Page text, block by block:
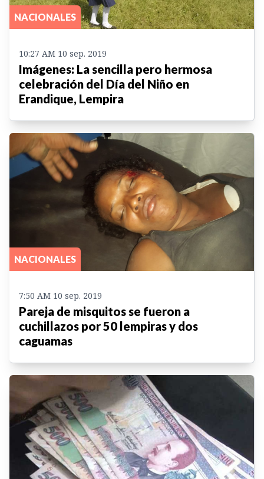
NACIONALES
10:27 AM 10 sep. 2019
Imágenes: La sencilla pero hermosa
celebración del Día del Niño en
Erandique, Lempira
NACIONALES
7:50 AM 10 sep. 2019
Pareja de misquitos se fueron a
cuchillazos por 50 lempiras y dos
caguamas